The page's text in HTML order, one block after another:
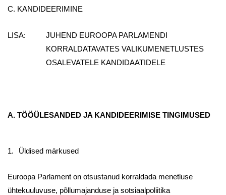
C. KANDIDEERIMINE
LISA: JUHEND EUROOPA PARLAMENDI
KORRALDATAVATES VALIKUMENETLUSTES
OSALEVATELE KANDIDAATIDELE
A. TÖÖÜLESANDED JA KANDIDEERIMISE TINGIMUSED
1. Üldised märkused
Euroopa Parlament on otsustanud korraldada menetluse
ühtekuuluvuse, põllumajanduse ja sotsiaalpoliitika